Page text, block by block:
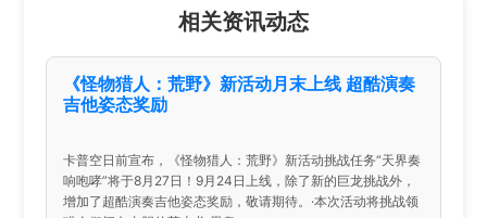
相关资讯动态
《怪物猎人：荒野》新活动月末上线 超酷演奏
吉他姿态奖励
卡普空日前宣布，《怪物猎人：荒野》新活动挑战任务“天界奏
响咆哮”将于8月27日！9月24日上线，除了新的巨龙挑战外，
增加了超酷演奏吉他姿态奖励，敬请期待。·本次活动将挑战领